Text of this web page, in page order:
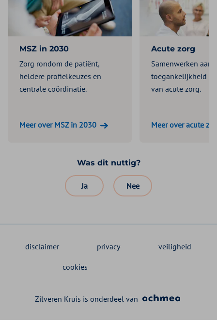
MSZ in 2030
Zorg rondom de patiënt,
heldere profielkeuzes en
centrale coördinatie.
Meer over MSZ in 2030
Acute zorg
Samenwerken aan
toegankelijkheid
van acute zorg.
Meer over acute
Was dit nuttig?
Ja Nee
disclaimer privacy veiligheid
cookies
Zilveren Kruis is onderdeel van